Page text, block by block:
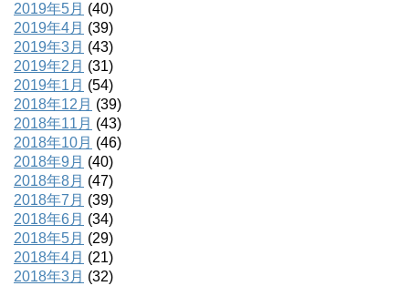
2019年5月 (40)
2019年4月 (39)
2019年3月 (43)
2019年2月 (31)
2019年1月 (54)
2018年12月 (39)
2018年11月 (43)
2018年10月 (46)
2018年9月 (40)
2018年8月 (47)
2018年7月 (39)
2018年6月 (34)
2018年5月 (29)
2018年4月 (21)
2018年3月 (32)